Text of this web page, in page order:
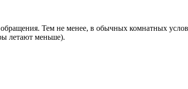
Тем не менее, в обычных комнатных
летают меньше).